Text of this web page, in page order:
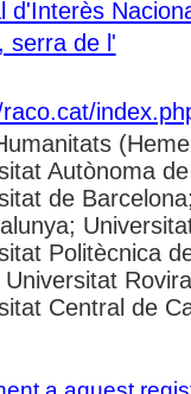
d'Interès
serra de l'
Autònoma
de
Politècnica
Universitat
Central de